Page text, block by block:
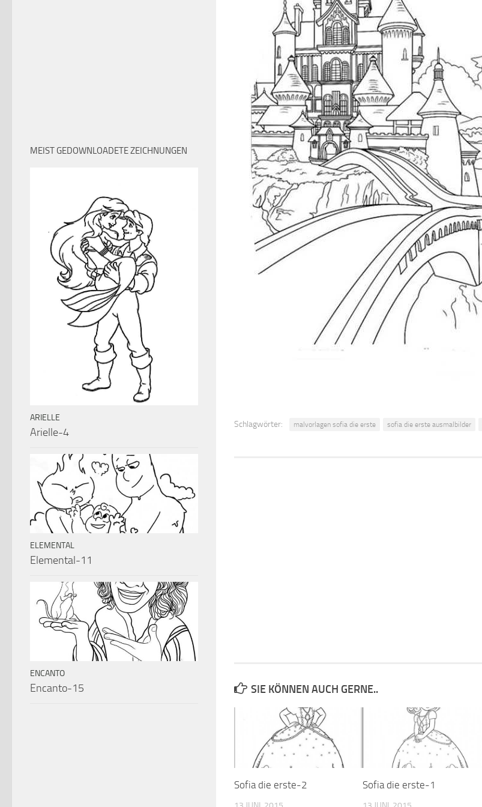
Schlagwörter: malvorlagen sofia die erste sofia die erste ausmalbilder
SIE KÖNNEN AUCH GERNE..
Sofia die erste-2 Sofia die erste-1
MEIST GEDOWNLOADETE ZEICHNUNGEN
ARIELLE
Arielle-4
ELEMENTAL
Elemental-11
ENCANTO
Encanto-15